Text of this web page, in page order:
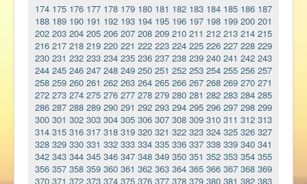
174 175 176 177 178 179 180 181 182 183 184 185 186 187
188 189 190 191 192 193 194 195 196 197 198 199 200 201
202 203 204 205 206 207 208 209 210 211 212 213 214 215
216 217 218 219 220 221 222 223 224 225 226 227 228 229
230 231 232 233 234 235 236 237 238 239 240 241 242 243
244 245 246 247 248 249 250 251 252 253 254 255 256 257
258 259 260 261 262 263 264 265 266 267 268 269 270 271
272 273 274 275 276 277 278 279 280 281 282 283 284 285
286 287 288 289 290 291 292 293 294 295 296 297 298 299
300 301 302 303 304 305 306 307 308 309 310 311 312 313
314 315 316 317 318 319 320 321 322 323 324 325 326 327
328 329 330 331 332 333 334 335 336 337 338 339 340 341
342 343 344 345 346 347 348 349 350 351 352 353 354 355
356 357 358 359 360 361 362 363 364 365 366 367 368 369
370 371 372 373 374 375 376 377 378 379 380 381 382 383